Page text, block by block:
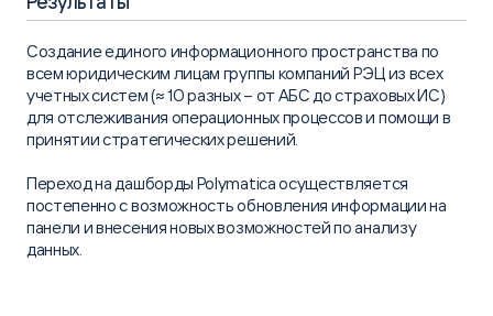
Создание единого информационного пространства по
всем юридическим лицам группы компаний РЭЦ из всех
учетных систем (≈ 10 разных – от АБС до страховых ИС)
для отслеживания операционных процессов и помощи в
принятии стратегических решений.
Переход на дашборды Polymatica осуществляется
постепенно с возможность обновления информации на
панели и внесения новых возможностей по анализу
данных.